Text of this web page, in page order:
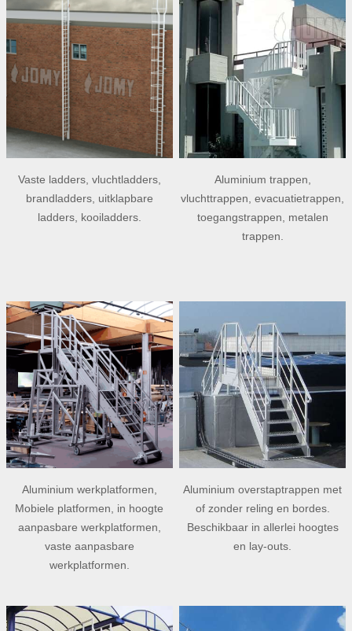
Vaste ladders, vluchtladders,
brandladders, uitklapbare
ladders, kooiladders.
Aluminium trappen,
vluchttrappen, evacuatietrappen,
toegangstrappen, metalen
trappen.
Aluminium werkplatformen,
Mobiele platformen, in hoogte
aanpasbare werkplatformen,
vaste aanpasbare
werkplatformen.
Aluminium overstaptrappen met
of zonder reling en bordes.
Beschikbaar in allerlei hoogtes
en lay-outs.